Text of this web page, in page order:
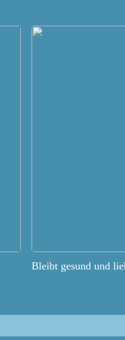
Bleibt gesund und